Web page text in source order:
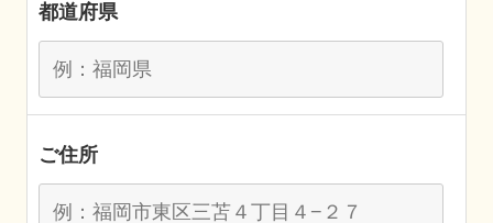
都道府県
ご住所